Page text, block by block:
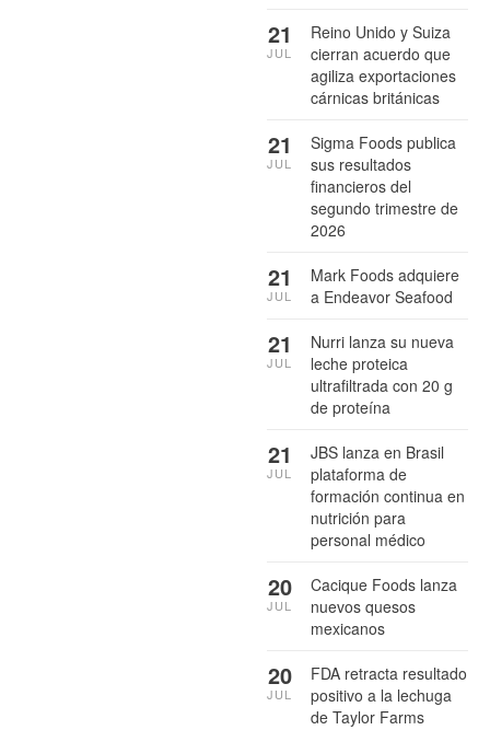
Reino Unido y Suiza
cierran acuerdo que
agiliza exportaciones
cárnicas británicas
21
JUL
Sigma Foods publica
sus resultados
financieros del
segundo trimestre de
2026
21
JUL
Mark Foods adquiere
a Endeavor Seafood
21
JUL
Nurri lanza su nueva
leche proteica
ultrafiltrada con 20 g
de proteína
21
JUL
JBS lanza en Brasil
plataforma de
formación continua en
nutrición para
personal médico
21
JUL
Cacique Foods lanza
nuevos quesos
mexicanos
20
JUL
FDA retracta resultado
positivo a la lechuga
de Taylor Farms
20
JUL